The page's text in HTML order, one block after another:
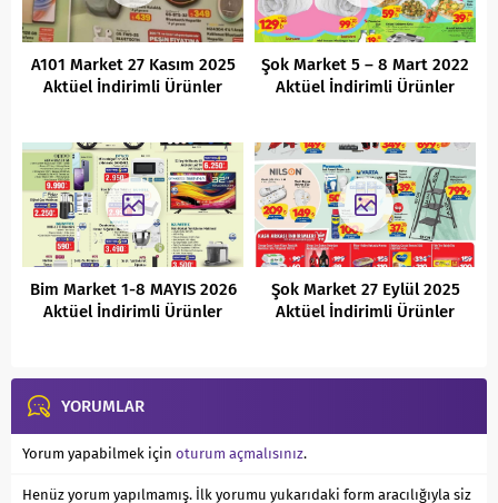
A101 Market 27 Kasım 2025
Aktüel İndirimli Ürünler
Şok Market 5 – 8 Mart 2022
Aktüel İndirimli Ürünler
Bim Market 1-8 MAYIS 2026
Aktüel İndirimli Ürünler
Şok Market 27 Eylül 2025
Aktüel İndirimli Ürünler
YORUMLAR
Yorum yapabilmek için oturum açmalısınız.
Henüz yorum yapılmamış. İlk yorumu yukarıdaki form aracılığıyla siz